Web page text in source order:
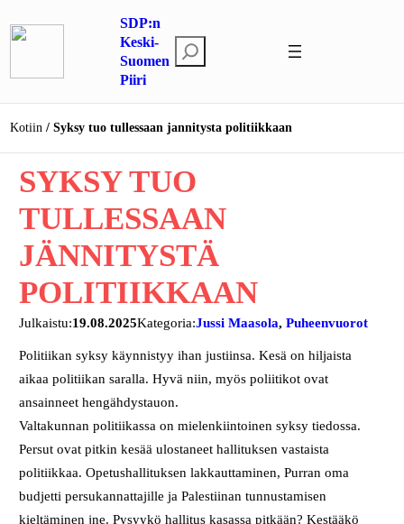
sisältöön
SDP:n
Keski-
Suomen
Piiri
t
Kotiin Syksy tuo tullessaan jannitysta politiikkaan
SYKSY TUO
TULLESSAAN
JÄNNITYSTÄ
POLITIIKKAAN
Julkaistu:19.08.2025Kategoria:Jussi Maasola, Puheenvuorot
Politiikan syksy käynnistyy ihan justiinsa. Kesä on hiljaista
aikaa politiikan saralla. Hyvä niin, myös poliitikot ovat
ansainneet hengähdystauon.
Valtakunnan politiikassa on mielenkiintoinen syksy tiedossa.
Persut ovat pitkin kesää ulostaneet hallituksen vastaista
politiikkaa. Opetushallituksen lakkauttaminen, Purran oma
budjetti persukannattajille ja Palestiinan tunnustamisen
kieltäminen jne. Pysyykö hallitus kasassa pitkään? Kestääkö